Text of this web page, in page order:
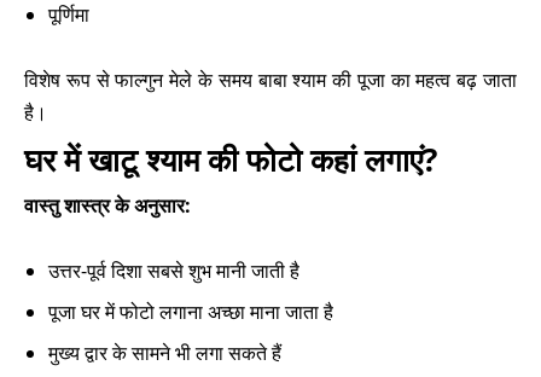
पूर्णिमा
विशेष रूप से फाल्गुन मेले के समय बाबा श्याम की पूजा का महत्व बढ़ जाता
है।
घर में खाटू श्याम की फोटो कहां लगाएं?
वास्तु शास्त्र के अनुसार:
उत्तर-पूर्व दिशा सबसे शुभ मानी जाती है
पूजा घर में फोटो लगाना अच्छा माना जाता है
मुख्य द्वार के सामने भी लगा सकते हैं